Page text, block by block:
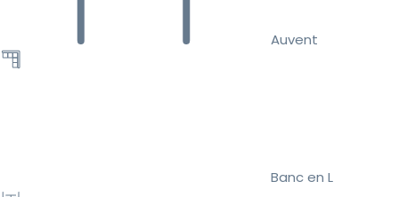
Auvent
Banc en L